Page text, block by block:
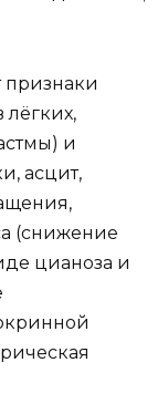
и
асцит,
(снижение
цианоза и